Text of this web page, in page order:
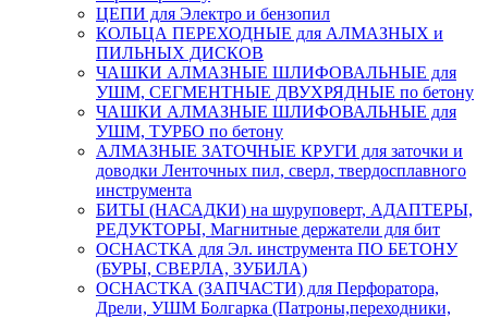
ЦЕПИ для Электро и бензопил
КОЛЬЦА ПЕРЕХОДНЫЕ для АЛМАЗНЫХ и
ПИЛЬНЫХ ДИСКОВ
ЧАШКИ АЛМАЗНЫЕ ШЛИФОВАЛЬНЫЕ для
УШМ, СЕГМЕНТНЫЕ ДВУХРЯДНЫЕ по бетону
ЧАШКИ АЛМАЗНЫЕ ШЛИФОВАЛЬНЫЕ для
УШМ, ТУРБО по бетону
АЛМАЗНЫЕ ЗАТОЧНЫЕ КРУГИ для заточки и
доводки Ленточных пил, сверл, твердосплавного
инструмента
БИТЫ (НАСАДКИ) на шуруповерт, АДАПТЕРЫ,
РЕДУКТОРЫ, Магнитные держатели для бит
ОСНАСТКА для Эл. инструмента ПО БЕТОНУ
(БУРЫ, СВЕРЛА, ЗУБИЛА)
ОСНАСТКА (ЗАПЧАСТИ) для Перфоратора,
Дрели, УШМ Болгарка (Патроны,переходники,